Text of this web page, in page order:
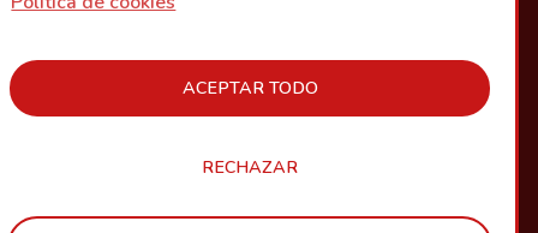
ACEPTAR TODO
RECHAZAR